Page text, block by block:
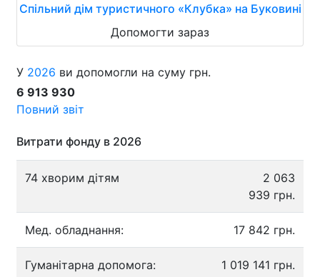
Спільний дім туристичного «Клубка» на Буковині
Допомогти зараз
У 2026 ви допомогли на суму грн.
6 913 930
Повний звіт
Витрати фонду в 2026
74 хворим дітям
2 063
939 грн.
Мед. обладнання: 17 842 грн.
Гуманітарна допомога: 1 019 141 грн.